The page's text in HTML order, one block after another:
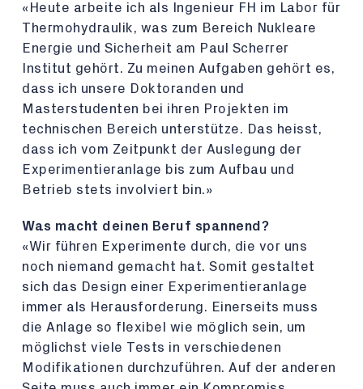
«Heute arbeite ich als Ingenieur FH im Labor für
Thermohydraulik, was zum Bereich Nukleare
Energie und Sicherheit am Paul Scherrer
Institut gehört. Zu meinen Aufgaben gehört es,
dass ich unsere Doktoranden und
Masterstudenten bei ihren Projekten im
technischen Bereich unterstütze. Das heisst,
dass ich vom Zeitpunkt der Auslegung der
Experimentieranlage bis zum Aufbau und
Betrieb stets involviert bin.»
Was macht deinen Beruf spannend?
«Wir führen Experimente durch, die vor uns
noch niemand gemacht hat. Somit gestaltet
sich das Design einer Experimentieranlage
immer als Herausforderung. Einerseits muss
die Anlage so flexibel wie möglich sein, um
möglichst viele Tests in verschiedenen
Modifikationen durchzuführen. Auf der anderen